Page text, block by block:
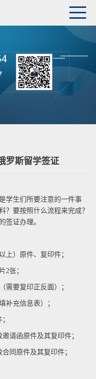
罗斯留学签证
生们所要注意的一件事
？要按照什么流程来完成？
签证办理。
）原件、复印件；
张；
要复印正反面）；
充信息表）；
请函原件及其复印件；
同原件及其复印件；